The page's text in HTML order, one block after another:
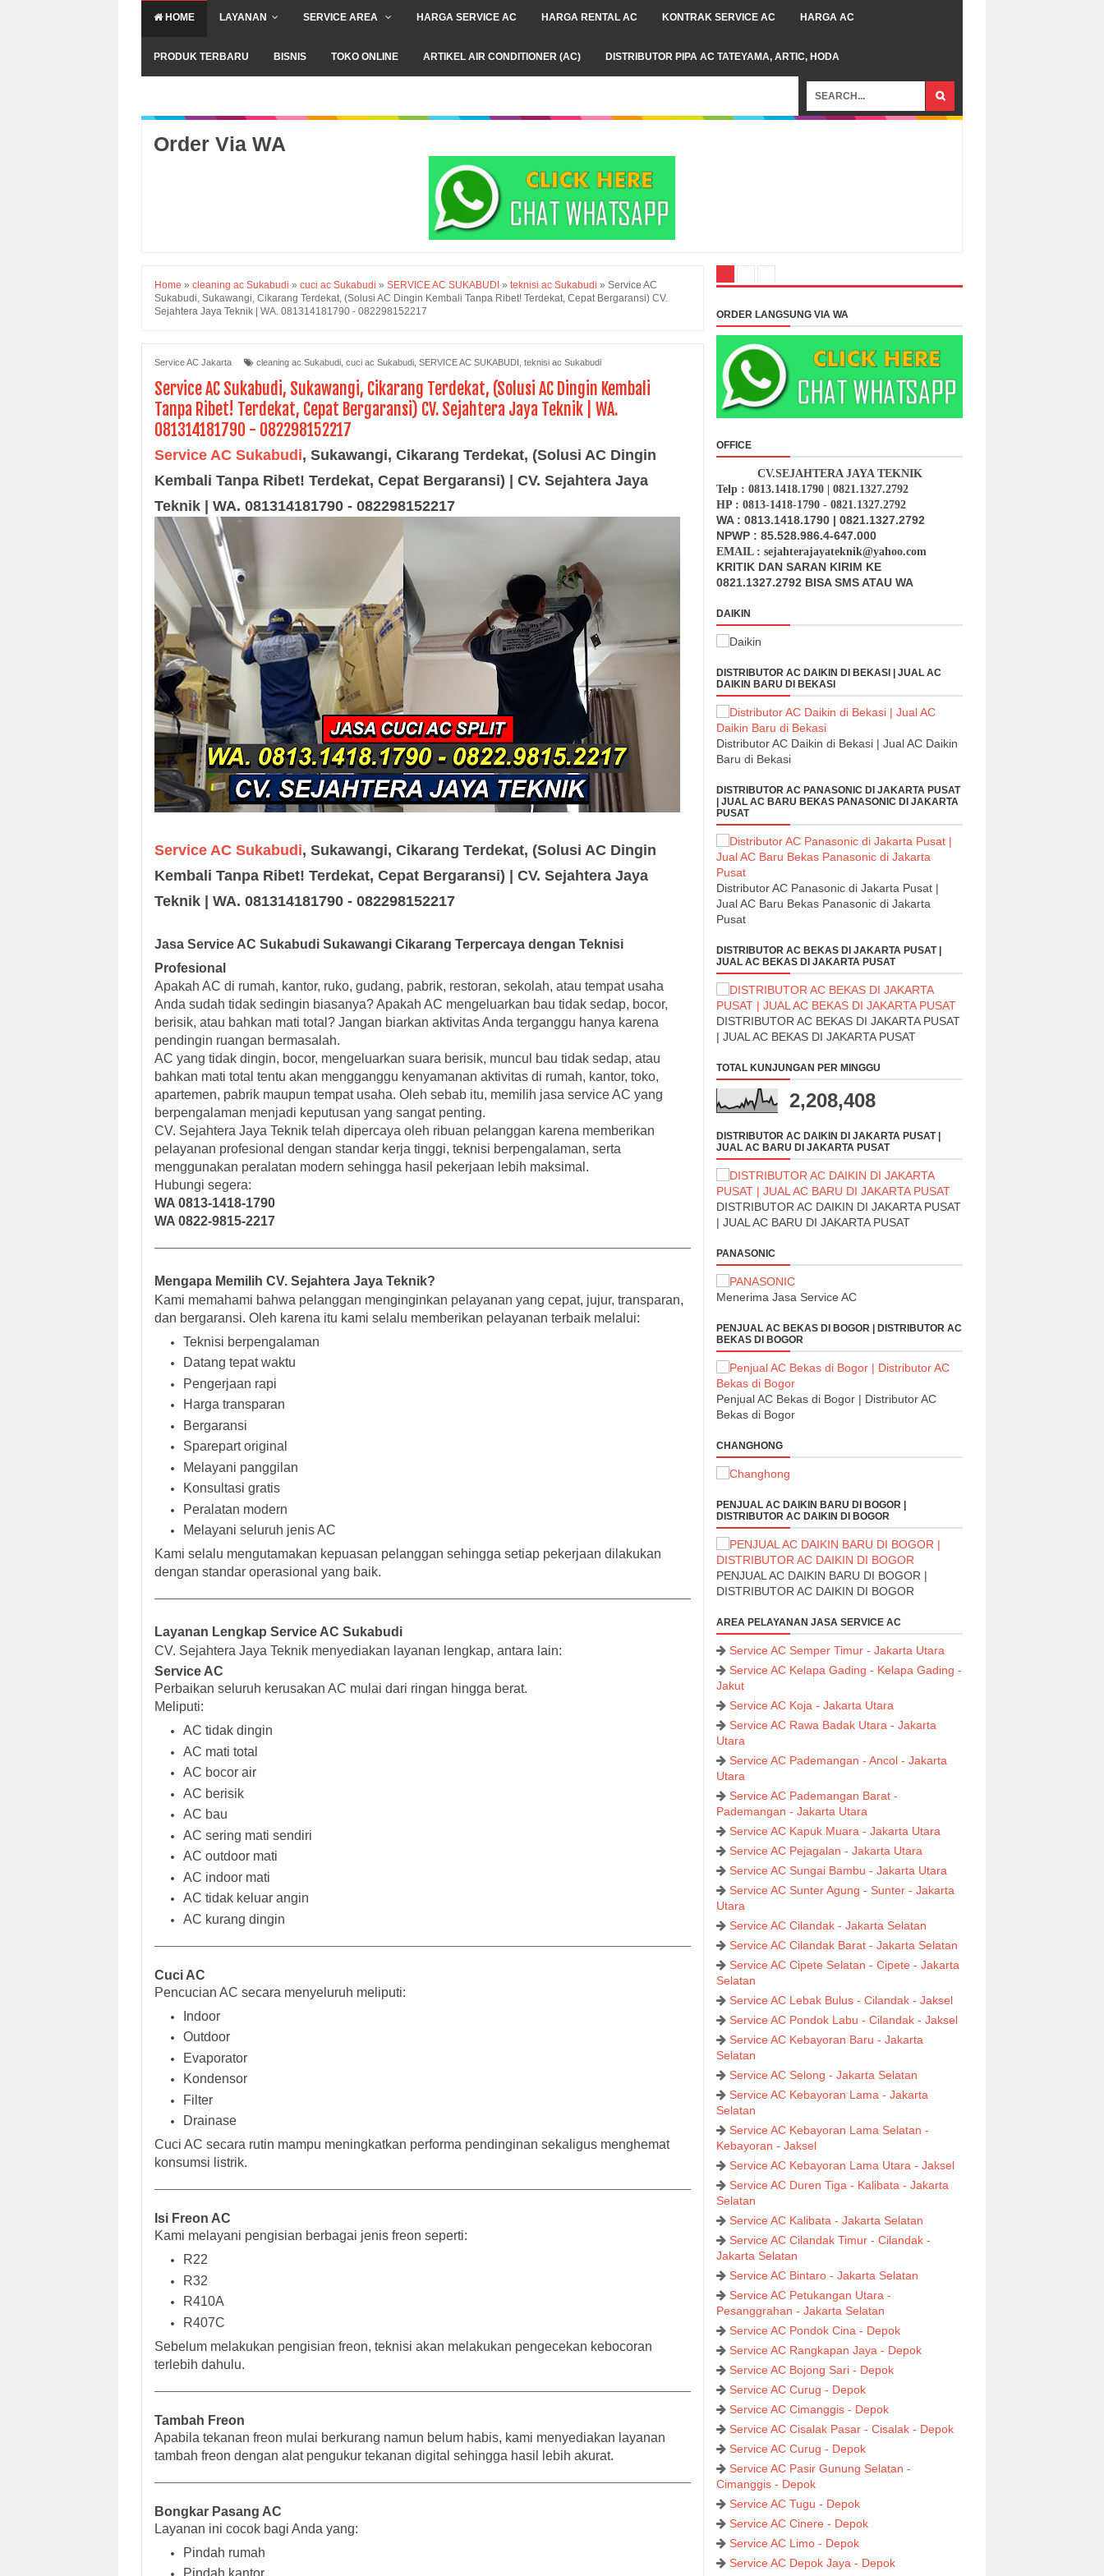
HOME LAYANAN SERVICE AREA HARGA SERVICE AC HARGA RENTAL AC KONTRAK SERVICE AC HARGA AC
PRODUK TERBARU BISNIS TOKO ONLINE ARTIKEL AIR CONDITIONER (AC) DISTRIBUTOR PIPA AC TATEYAMA, ARTIC, HODA
Order Via WA
Home » cleaning ac Sukabudi » cuci ac Sukabudi » SERVICE AC SUKABUDI » teknisi ac Sukabudi » Service AC
Sukabudi, Sukawangi, Cikarang Terdekat, (Solusi AC Dingin Kembali Tanpa Ribet! Terdekat, Cepat Bergaransi) CV.
Sejahtera Jaya Teknik | WA. 081314181790 - 082298152217
Service AC Jakarta cleaning ac Sukabudi cuci ac Sukabudi SERVICE AC SUKABUDI teknisi ac Sukabudi
Service AC Sukabudi, Sukawangi, Cikarang Terdekat, (Solusi AC Dingin Kembali
Tanpa Ribet! Terdekat, Cepat Bergaransi) CV. Sejahtera Jaya Teknik | WA.
081314181790 - 082298152217
Service AC Sukabudi, Sukawangi, Cikarang Terdekat, (Solusi AC Dingin
Kembali Tanpa Ribet! Terdekat, Cepat Bergaransi) | CV. Sejahtera Jaya
Teknik | WA. 081314181790 - 082298152217
Service AC Sukabudi, Sukawangi, Cikarang Terdekat, (Solusi AC Dingin
Kembali Tanpa Ribet! Terdekat, Cepat Bergaransi) | CV. Sejahtera Jaya
Teknik | WA. 081314181790 - 082298152217
Jasa Service AC Sukabudi Sukawangi Cikarang Terpercaya dengan Teknisi
Profesional
Apakah AC di rumah, kantor, ruko, gudang, pabrik, restoran, sekolah, atau tempat usaha
Anda sudah tidak sedingin biasanya? Apakah AC mengeluarkan bau tidak sedap, bocor,
berisik, atau bahkan mati total? Jangan biarkan aktivitas Anda terganggu hanya karena
pendingin ruangan bermasalah.
AC yang tidak dingin, bocor, mengeluarkan suara berisik, muncul bau tidak sedap, atau
bahkan mati total tentu akan mengganggu kenyamanan aktivitas di rumah, kantor, toko,
apartemen, pabrik maupun tempat usaha. Oleh sebab itu, memilih jasa service AC yang
berpengalaman menjadi keputusan yang sangat penting.
CV. Sejahtera Jaya Teknik telah dipercaya oleh ribuan pelanggan karena memberikan
pelayanan profesional dengan standar kerja tinggi, teknisi berpengalaman, serta
menggunakan peralatan modern sehingga hasil pekerjaan lebih maksimal.
Hubungi segera:
WA 0813-1418-1790
WA 0822-9815-2217
Mengapa Memilih CV. Sejahtera Jaya Teknik?
Kami memahami bahwa pelanggan menginginkan pelayanan yang cepat, jujur, transparan,
dan bergaransi. Oleh karena itu kami selalu memberikan pelayanan terbaik melalui:
Teknisi berpengalaman
Datang tepat waktu
Pengerjaan rapi
Harga transparan
Bergaransi
Sparepart original
Melayani panggilan
Konsultasi gratis
Peralatan modern
Melayani seluruh jenis AC
Kami selalu mengutamakan kepuasan pelanggan sehingga setiap pekerjaan dilakukan
dengan standar operasional yang baik.
Layanan Lengkap Service AC Sukabudi
CV. Sejahtera Jaya Teknik menyediakan layanan lengkap, antara lain:
Service AC
Perbaikan seluruh kerusakan AC mulai dari ringan hingga berat.
Meliputi:
AC tidak dingin
AC mati total
AC bocor air
AC berisik
AC bau
AC sering mati sendiri
AC outdoor mati
AC indoor mati
AC tidak keluar angin
AC kurang dingin
Cuci AC
Pencucian AC secara menyeluruh meliputi:
Indoor
Outdoor
Evaporator
Kondensor
Filter
Drainase
Cuci AC secara rutin mampu meningkatkan performa pendinginan sekaligus menghemat
konsumsi listrik.
Isi Freon AC
Kami melayani pengisian berbagai jenis freon seperti:
R22
R32
R410A
R407C
Sebelum melakukan pengisian freon, teknisi akan melakukan pengecekan kebocoran
terlebih dahulu.
Tambah Freon
Apabila tekanan freon mulai berkurang namun belum habis, kami menyediakan layanan
tambah freon dengan alat pengukur tekanan digital sehingga hasil lebih akurat.
Bongkar Pasang AC
Layanan ini cocok bagi Anda yang:
Pindah rumah
ORDER LANGSUNG VIA WA
OFFICE
CV.SEJAHTERA JAYA TEKNIK
Telp : 0813.1418.1790 | 0821.1327.2792
HP : 0813-1418-1790 - 0821.1327.2792
WA : 0813.1418.1790 | 0821.1327.2792
NPWP : 85.528.986.4-647.000
EMAIL : sejahterajayateknik@yahoo.com
KRITIK DAN SARAN KIRIM KE
0821.1327.2792 BISA SMS ATAU WA
DAIKIN
DISTRIBUTOR AC DAIKIN DI BEKASI | JUAL AC
DAIKIN BARU DI BEKASI
Distributor AC Daikin di Bekasi | Jual AC Daikin
Baru di Bekasi
DISTRIBUTOR AC PANASONIC DI JAKARTA PUSAT
| JUAL AC BARU BEKAS PANASONIC DI JAKARTA
PUSAT
Distributor AC Panasonic di Jakarta Pusat |
Jual AC Baru Bekas Panasonic di Jakarta
Pusat
DISTRIBUTOR AC BEKAS DI JAKARTA PUSAT |
JUAL AC BEKAS DI JAKARTA PUSAT
DISTRIBUTOR AC BEKAS DI JAKARTA PUSAT
| JUAL AC BEKAS DI JAKARTA PUSAT
TOTAL KUNJUNGAN PER MINGGU
2,208,408
DISTRIBUTOR AC DAIKIN DI JAKARTA PUSAT |
JUAL AC BARU DI JAKARTA PUSAT
DISTRIBUTOR AC DAIKIN DI JAKARTA PUSAT
| JUAL AC BARU DI JAKARTA PUSAT
PANASONIC
Menerima Jasa Service AC
PENJUAL AC BEKAS DI BOGOR | DISTRIBUTOR AC
BEKAS DI BOGOR
Penjual AC Bekas di Bogor | Distributor AC
Bekas di Bogor
CHANGHONG
PENJUAL AC DAIKIN BARU DI BOGOR |
DISTRIBUTOR AC DAIKIN DI BOGOR
PENJUAL AC DAIKIN BARU DI BOGOR |
DISTRIBUTOR AC DAIKIN DI BOGOR
AREA PELAYANAN JASA SERVICE AC
Service AC Semper Timur - Jakarta Utara
Service AC Kelapa Gading - Kelapa Gading -
Jakut
Service AC Koja - Jakarta Utara
Service AC Rawa Badak Utara - Jakarta
Utara
Service AC Pademangan - Ancol - Jakarta
Utara
Service AC Pademangan Barat -
Pademangan - Jakarta Utara
Service AC Kapuk Muara - Jakarta Utara
Service AC Pejagalan - Jakarta Utara
Service AC Sungai Bambu - Jakarta Utara
Service AC Sunter Agung - Sunter - Jakarta
Utara
Service AC Cilandak - Jakarta Selatan
Service AC Cilandak Barat - Jakarta Selatan
Service AC Cipete Selatan - Cipete - Jakarta
Selatan
Service AC Lebak Bulus - Cilandak - Jaksel
Service AC Pondok Labu - Cilandak - Jaksel
Service AC Kebayoran Baru - Jakarta
Selatan
Service AC Selong - Jakarta Selatan
Service AC Kebayoran Lama - Jakarta
Selatan
Service AC Kebayoran Lama Selatan -
Kebayoran - Jaksel
Service AC Kebayoran Lama Utara - Jaksel
Service AC Duren Tiga - Kalibata - Jakarta
Selatan
Service AC Kalibata - Jakarta Selatan
Service AC Cilandak Timur - Cilandak -
Jakarta Selatan
Service AC Bintaro - Jakarta Selatan
Service AC Petukangan Utara -
Pesanggrahan - Jakarta Selatan
Service AC Pondok Cina - Depok
Service AC Rangkapan Jaya - Depok
Service AC Bojong Sari - Depok
Service AC Curug - Depok
Service AC Cimanggis - Depok
Service AC Cisalak Pasar - Cisalak - Depok
Service AC Curug - Depok
Service AC Pasir Gunung Selatan -
Cimanggis - Depok
Service AC Tugu - Depok
Service AC Cinere - Depok
Service AC Limo - Depok
Service AC Depok Jaya - Depok